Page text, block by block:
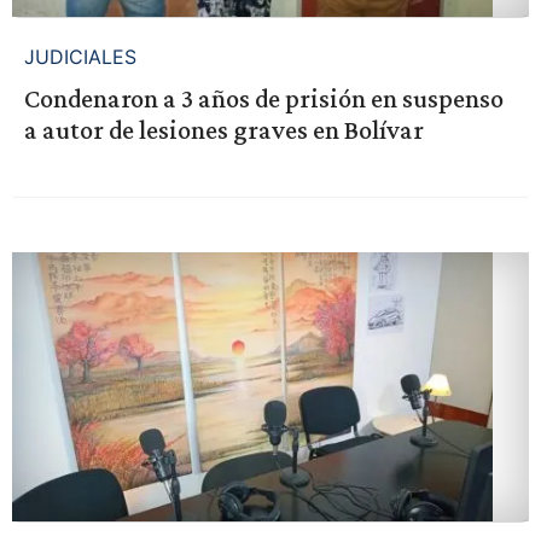
JUDICIALES
Condenaron a 3 años de prisión en suspenso
a autor de lesiones graves en Bolívar